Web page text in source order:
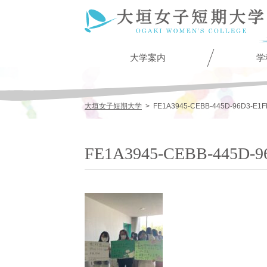
大学案内 学
大垣女子短期大学 > FE1A3945-CEBB-445D-96D3-
FE1A3945-CEBB-445D-